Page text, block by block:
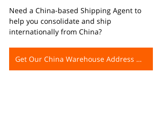
Need a China-based Shipping Agent to
help you consolidate and ship
internationally from China?
Get Our China Warehouse Address Now